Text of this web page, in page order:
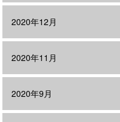
2020年12月
2020年11月
2020年9月